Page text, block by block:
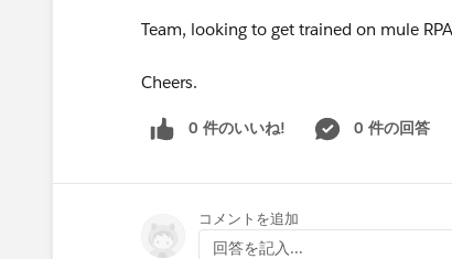
Team, looking to get trained on mule
Cheers.
0 件のいいね! 0 件の回答
コメントを追加
回答を記入...